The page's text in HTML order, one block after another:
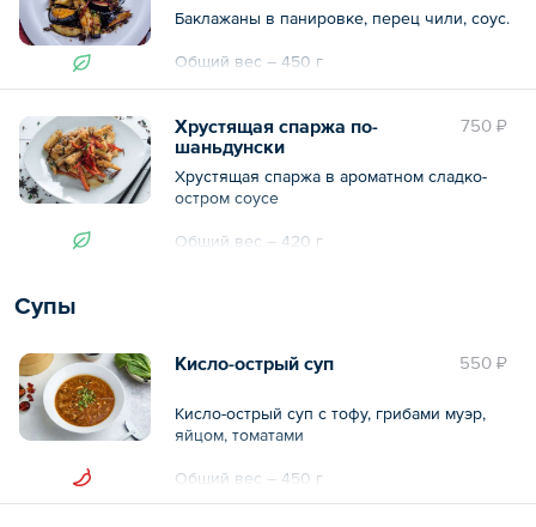
Баклажаны в панировке, перец чили, соус.
Общий вес – 450 г
750 ₽
Хрустящая спаржа по-
шаньдунски
Хрустящая спаржа в ароматном сладко-
остром соусе
Общий вес – 420 г
Супы
550 ₽
Кисло-острый суп
Кисло-острый суп с тофу, грибами муэр,
яйцом, томатами
Общий вес – 450 г